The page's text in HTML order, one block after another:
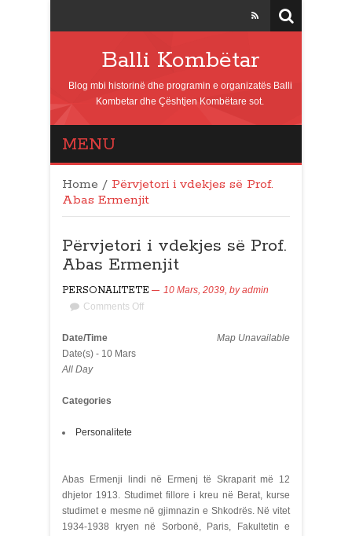
Balli Kombëtar
Blog mbi historinë dhe programin e organizatës Balli
Kombetar dhe Çështjen Kombëtare sot.
MENU
Home / Përvjetori i vdekjes së Prof.
Abas Ermenjit
Përvjetori i vdekjes së Prof.
Abas Ermenjit
PERSONALITETE 10 Mars, 2039, byadmin
Comments Off
Map Unavailable
Date/Time
Date(s) - 10 Mars
All Day
Categories
Personalitete
Abas Ermenji lindi në Ermenj të Skraparit më 12
dhjetor 1913. Studimet fillore i kreu në Berat, kurse
studimet e mesme në gjimnazin e Shkodrës. Në vitet
1934-1938 kryen në Sorbonë, Paris, Fakultetin e